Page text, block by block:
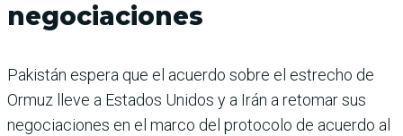
negociaciones
Pakistán espera que el acuerdo sobre el estrecho de
Ormuz lleve a Estados Unidos y a Irán a retomar sus
negociaciones en el marco del protocolo de acuerdo al